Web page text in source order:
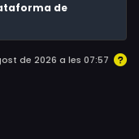
de
de 2026 a les 07:57